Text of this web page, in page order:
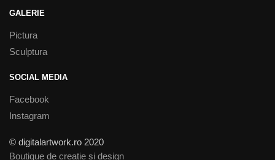
GALERIE
Pictura
Sculptura
SOCIAL MEDIA
Facebook
Instagram
© digitalartwork.ro 2020
Boutique de creatie si design